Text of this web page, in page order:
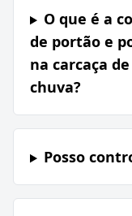
O que é a
de portão e
na carcaça
chuva?
Posso